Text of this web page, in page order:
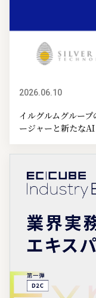
2026.06.10
イルグルムグルー
ージャーと新たな